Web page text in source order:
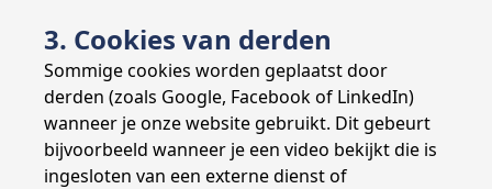
3. Cookies van derden
Sommige cookies worden geplaatst door
derden (zoals Google, Facebook of LinkedIn)
wanneer je onze website gebruikt. Dit gebeurt
bijvoorbeeld wanneer je een video bekijkt die is
ingesloten van een externe dienst of